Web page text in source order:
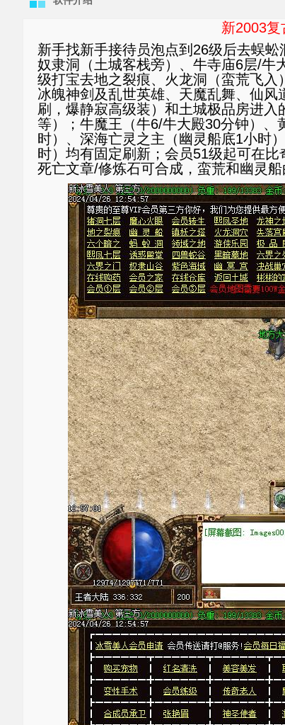
新2003
新手找新手接待员泡点到26级后去蜈
奴隶洞（土城客栈旁）、牛寺庙6层/牛
级打宝去地之裂痕、火龙洞（蛮荒飞
冰魄神剑及乱世英雄、天魔乱舞、仙
刷，爆静寂高级装）和土城极品房进
等）；牛魔王（牛6/牛大殿30分钟）
时）、深海亡灵之主（幽灵船底1小时
时）均有固定刷新；会员51级起可在
死亡文章/修炼石可合成，蛮荒和幽灵